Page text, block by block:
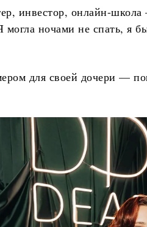
инвестор, онлайн-
ночами не спать, я
для своей дочери —